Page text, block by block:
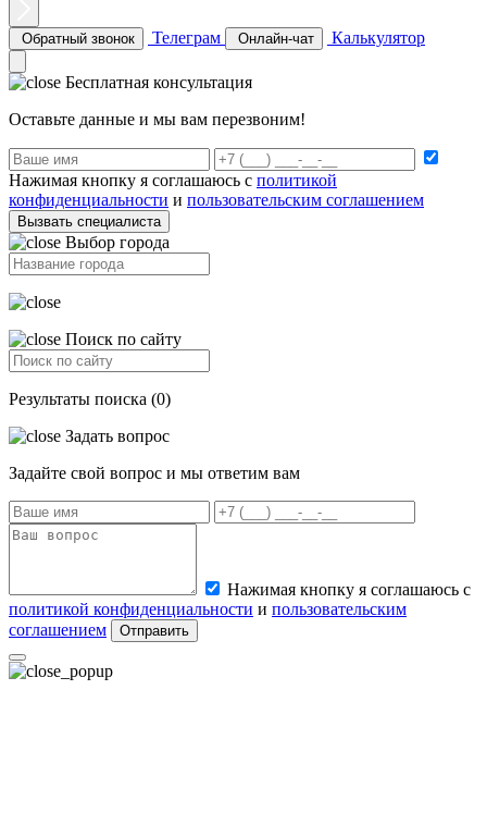
Обратный звонок Телеграм Онлайн-чат Калькулятор
Бесплатная консультация
Оставьте данные и мы вам перезвоним!
Нажимая кнопку я соглашаюсь с политикой
конфиденциальности и пользовательским соглашением
Вызвать специалиста
Выбор города
Поиск по сайту
Результаты поиска (0)
Задать вопрос
Задайте свой вопрос и мы ответим вам
Нажимая кнопку я соглашаюсь с
политикой конфиденциальности и пользовательским
соглашением
Отправить